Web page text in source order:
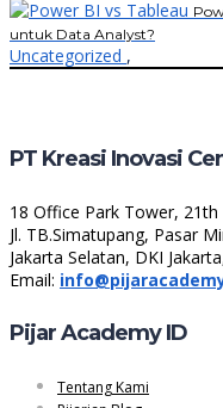
untuk Data Analyst?
Uncategorized ,
PT Kreasi Inovasi
18 Office Park Tower, 21th
Jl. TB.Simatupang, Pasar
Jakarta Selatan, DKI
Email:
Pijar Academy ID
Tentang Kami